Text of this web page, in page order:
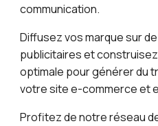
communication.
Diffusez vosmarquesur
publicitaires et
optimale pour générer du
votre site e⁠-⁠commerce et
Profitez de notre réseau